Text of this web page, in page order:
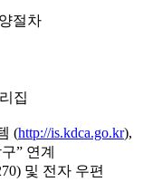
절차
집
(http://is.kdca.go.kr),
” 연계
및 전자 우편